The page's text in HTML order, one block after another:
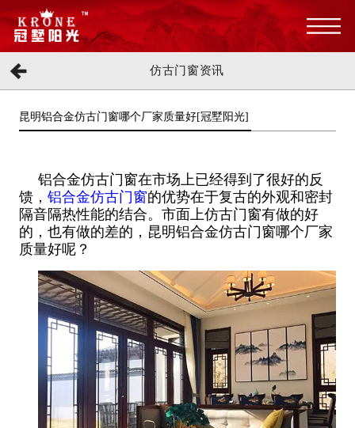
仿古门窗资讯
昆明铝合金仿古门窗哪个厂家质量好[冠墅阳光]
铝合金仿古门窗在市场上已经得到了很好的反
馈， 铝合金仿古门窗的优势在于复古的外观和密封
隔音隔热性能的结合。市面上仿古门窗有做的好
的，也有做的差的，昆明铝合金仿古门窗哪个厂家
质量好呢？